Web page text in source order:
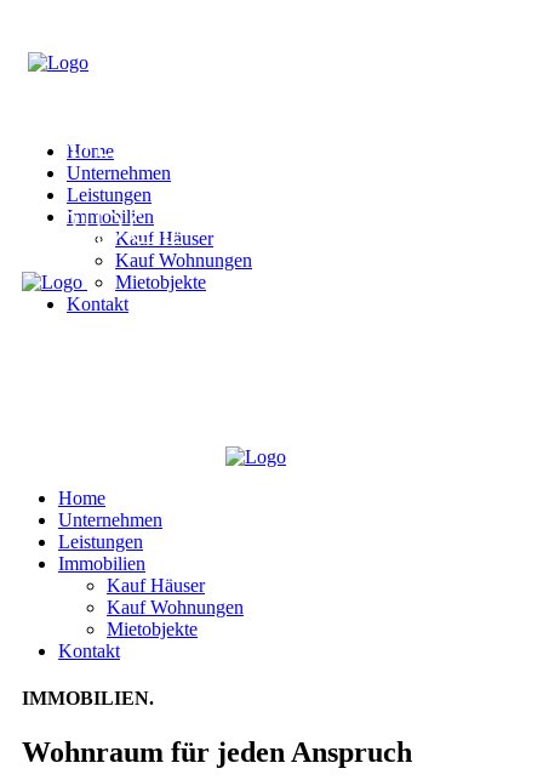
Home
Unternehmen
Leistungen
Immobilien
Kauf Häuser
Kauf Wohnungen
Mietobjekte
Kontakt
Home
Unternehmen
Leistungen
Immobilien
Kauf Häuser
Kauf Wohnungen
Mietobjekte
Kontakt
IMMOBILIEN.
Wohnraum für jeden Anspruch